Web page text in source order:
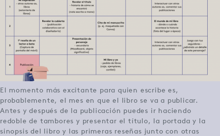
El momento más excitante para quien escribe es,
probablemente, el mes en que el libro se va a publicar.
Antes y después de la publicación puedes ir haciendo
redoble de tambores y presentar el título, la portada y la
sinopsis del libro y las primeras reseñas junto con otras